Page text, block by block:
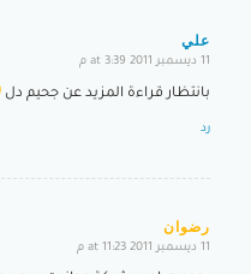
علي
says:
11 ديسمبر 2011 at 3:39 م
بانتظار قراءة المزيد عن جحيم دل
رد
رضوان
says:
11 ديسمبر 2011 at 11:23 م